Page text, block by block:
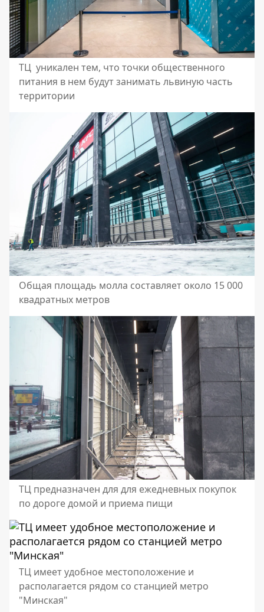
ТЦ уникален тем, что точки общественного
питания в нем будут занимать львиную часть
территории
Общая площадь молла составляет около 15 000
квадратных метров
ТЦ предназначен для для ежедневных покупок
по дороге домой и приема пищи
ТЦ имеет удобное местоположение и
располагается рядом со станцией метро
"Минская"